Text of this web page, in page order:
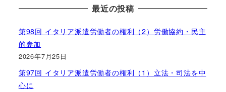
最近の投稿
第98回 イタリア派遣労働者の権利（2）労働協約・民主
的参加
2026年7月25日
第97回 イタリア派遣労働者の権利（1）立法・司法を中
心に